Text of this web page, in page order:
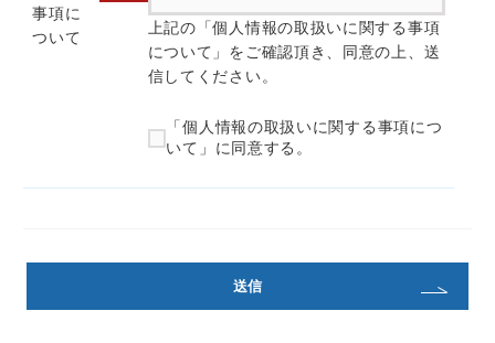
事項に
ついて
a) 個人情報の取扱事業者の名称
株式会社ONODERA USER RUN
b) 個人情報保護管理者の氏名または
所属：代表取締役副社長 連絡先：
https://onodera-user-
run.co.jp/inquiry/
の対応のために利用します。
d) 個人情報の第三者提供
上記の「個人情報の取扱いに関する事項
について」をご確認頂き、同意の上、送
信してください。
「個人情報の取扱いに関する事項につ
いて」に同意する。